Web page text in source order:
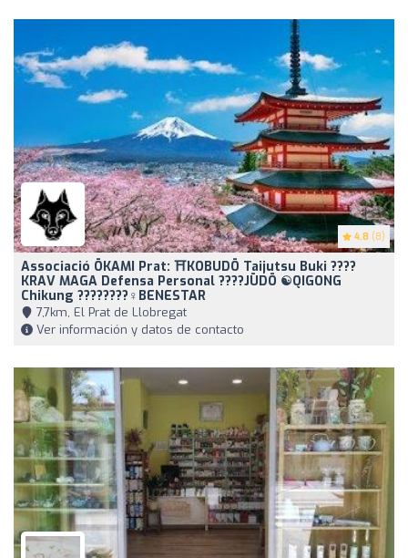
4.8 (8)
Associació ŌKAMI Prat: ⛩️KOBUDŌ Taijutsu Buki ????️
KRAV MAGA Defensa Personal ????JŪDŌ ☯️QIGONG
Chikung ????????‍♀️BENESTAR
7,7km, El Prat de Llobregat
Ver información y datos de contacto